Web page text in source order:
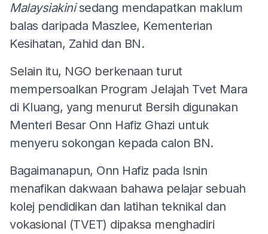
Malaysiakinisedang mendapatkan maklum
balas daripada Maszlee, Kementerian
Kesihatan, Zahid dan BN.
Selain itu, NGO berkenaan turut
mempersoalkan Program Jelajah Tvet Mara
di Kluang, yang menurut Bersih digunakan
Menteri Besar Onn Hafiz Ghazi untuk
menyeru sokongan kepada calon BN.
Bagaimanapun, Onn Hafiz pada Isnin
menafikan dakwaan bahawa pelajar sebuah
kolej pendidikan dan latihan teknikal dan
vokasional (TVET) dipaksa menghadiri